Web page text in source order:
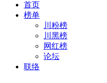
首页
榜单
川粉榜
川黑榜
网红榜
论坛
联络